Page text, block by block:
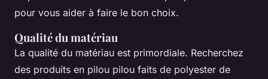
pour vous aider à faire le bon choix.
Qualité du matériau
La qualité du matériau est primordiale. Recherchez
des produits en pilou pilou faits de polyester de